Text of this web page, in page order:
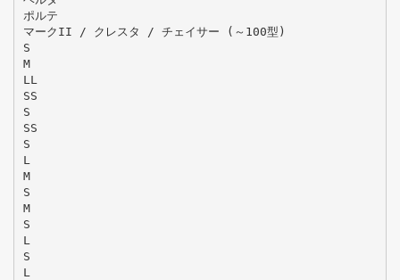
ポルテ
マークII / クレスタ / チェイサー (～100型)
S
M
LL
SS
S
SS
S
L
M
S
M
S
L
S
L